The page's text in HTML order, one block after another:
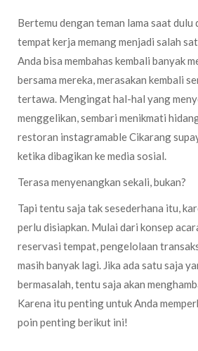
Bertemu dengan teman lama saat dulu
tempat kerja memang menjadi salah
Anda bisa membahas kembali banyak
bersama mereka, merasakan kembali
tertawa. Mengingat hal-hal yang
menggelikan, sembari menikmati
restoran instagramable Cikarang
ketika dibagikan ke media sosial.
Terasa menyenangkan sekali, bukan?
Tapi tentu saja tak sesederhana itu,
perlu disiapkan. Mulai dari konsep
reservasi tempat, pengelolaan
masih banyak lagi. Jika ada satu saja
bermasalah, tentu saja akan
Karena itu penting untuk Anda
poin penting berikut ini!